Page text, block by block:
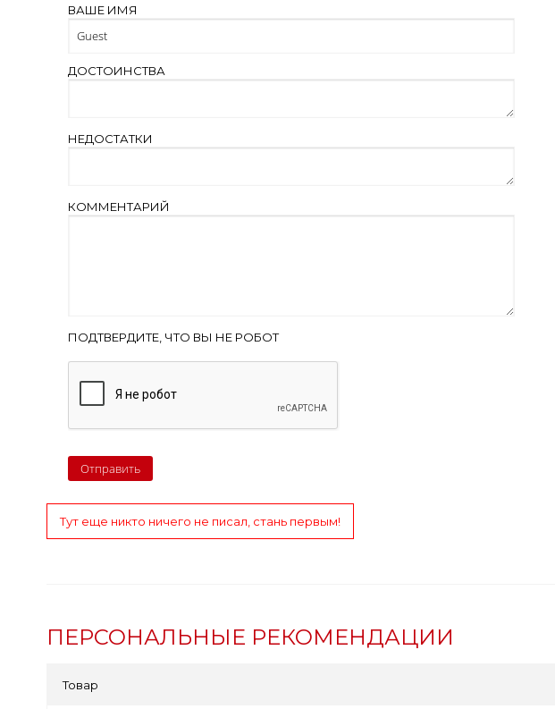
ВАШЕ ИМЯ
ДОСТОИНСТВА
НЕДОСТАТКИ
КОММЕНТАРИЙ
ПОДТВЕРДИТЕ, ЧТО ВЫ НЕ РОБОТ
Тут еще никто ничего не писал, стань первым!
ПЕРСОНАЛЬНЫЕ РЕКОМЕНДАЦИИ
Товар